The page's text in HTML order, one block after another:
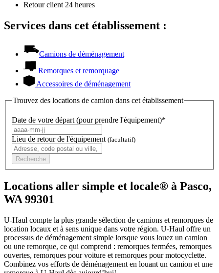
Retour client 24 heures
Services dans cet établissement :
Camions de déménagement
Remorques et remorquage
Accessoires de déménagement
Trouvez des locations de camion dans cet établissement
Date de votre départ (pour prendre l'équipement)*
Lieu de retour de l'équipement (facultatif)
Recherche
Locations aller simple et locale® à Pasco,
WA 99301
U-Haul compte la plus grande sélection de camions et remorques de
location locaux et à sens unique dans votre région. U-Haul offre un
processus de déménagement simple lorsque vous louez un camion
ou une remorque, ce qui comprend : remorques fermées, remorques
ouvertes, remorques pour voiture et remorques pour motocyclette.
Combinez vos efforts de déménagement en louant un camion et une